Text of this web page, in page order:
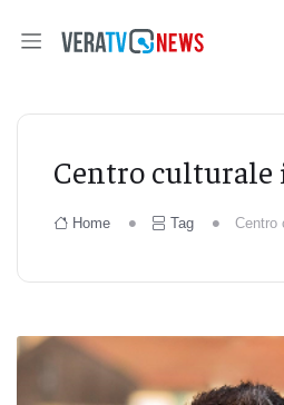
Centro culturale
Home Tag Centro